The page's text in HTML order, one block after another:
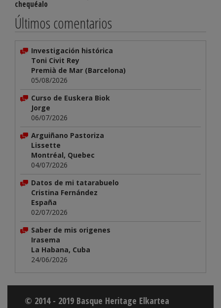
chequéalo
Últimos comentarios
Investigación histórica
Toni Civit Rey
Premià de Mar (Barcelona)
05/08/2026
Curso de Euskera Biok
Jorge
06/07/2026
Arguiñano Pastoriza
Lissette
Montréal, Quebec
04/07/2026
Datos de mi tatarabuelo
Cristina Fernández
España
02/07/2026
Saber de mis origenes
Irasema
La Habana, Cuba
24/06/2026
© 2014 - 2019 Basque Heritage Elkartea